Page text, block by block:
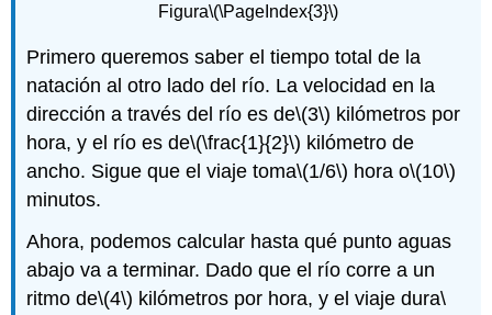
Figura\(\PageIndex{3}\)
Primero queremos saber el tiempo total de la
natación al otro lado del río. La velocidad en la
dirección a través del río es de\(3\) kilómetros por
hora, y el río es de\(\frac{1}{2}\) kilómetro de
ancho. Sigue que el viaje toma\(1/6\) hora o\(10\)
minutos.
Ahora, podemos calcular hasta qué punto aguas
abajo va a terminar. Dado que el río corre a un
ritmo de\(4\) kilómetros por hora, y el viaje dura\